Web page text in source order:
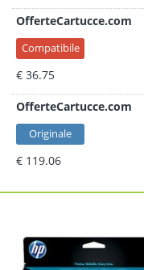
OfferteCartucce.com
Compatibile
€ 36.75
OfferteCartucce.com
Originale
€ 119.06